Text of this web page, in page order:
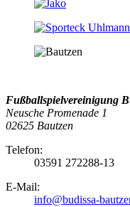
Fußballspielvereinigung
Neusche Promenade 1
02625 Bautzen
Telefon:
03591 272288-13
E-Mail:
info@budissa-